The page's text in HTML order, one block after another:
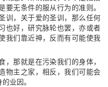
要无条件的服从行为的准则。
训，关于爱的圣训，那么任何
也好，研究脉轮也罢，亦或者
我们靠近神，反而有可能使我
，那就是在污染我们的身体，
物主之家，相反，我们可能会
业因。